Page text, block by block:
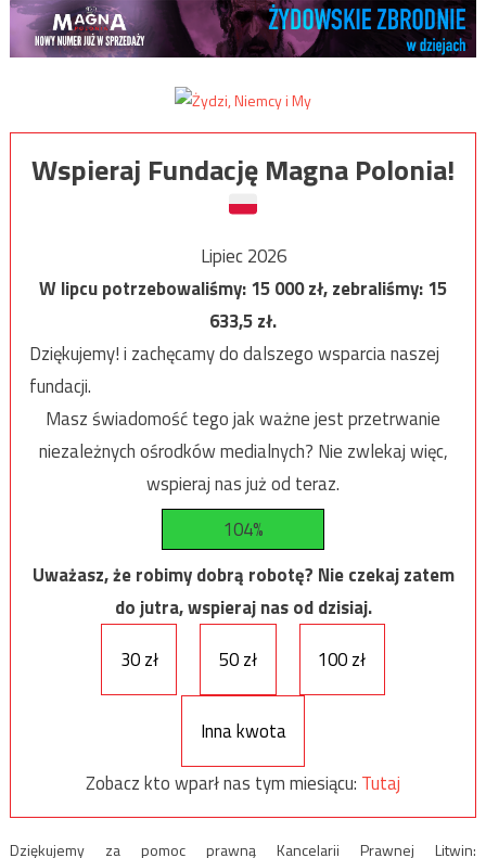
Wspieraj Fundację Magna Polonia!
Lipiec 2026
W lipcu potrzebowaliśmy:15 000zł, zebraliśmy:15
633,5zł.
Dziękujemy! i zachęcamy do dalszego wsparcia naszej
fundacji.
Masz świadomość tego jak ważne jest przetrwanie
niezależnych ośrodków medialnych? Nie zwlekaj więc,
wspieraj nas już od teraz.
104%
Uważasz, że robimy dobrą robotę? Nie czekaj zatem
do jutra, wspieraj nas od dzisiaj.
30 zł
50 zł 100 zł
Inna kwota
Zobacz kto wparł nas tym miesiącu: Tutaj
Dziękujemy za pomoc prawną Kancelarii Prawnej Litwin: